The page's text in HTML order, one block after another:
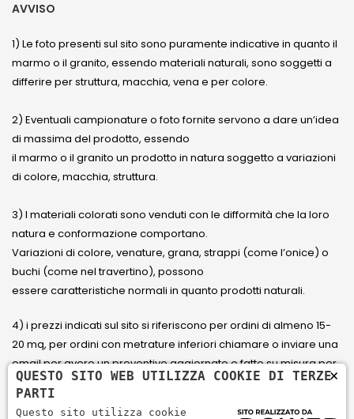
AVVISO
1) Le foto presenti sul sito sono puramente indicative in quanto il
marmo o il granito, essendo materiali naturali, sono soggetti a
differire per struttura, macchia, vena e per colore.
2) Eventuali campionature o foto fornite servono a dare un’idea
di massima del prodotto, essendo
il marmo o il granito un prodotto in natura soggetto a variazioni
di colore, macchia, struttura.
3) I materiali colorati sono venduti con le difformità che la loro
natura e conformazione comportano.
Variazioni di colore, venature, grana, strappi (come l’onice) o
buchi (come nel travertino), possono
essere caratteristiche normali in quanto prodotti naturali.
4) i prezzi indicati sul sito si riferiscono per ordini di almeno 15-
20 mq, per ordini con metrature inferiori chiamare o inviare una
email per avere un preventivo aggiornato e fatto su misura per
il cliente.
×
QUESTO SITO WEB UTILIZZA COOKIE DI TERZE
PARTI
Questo sito utilizza cookie